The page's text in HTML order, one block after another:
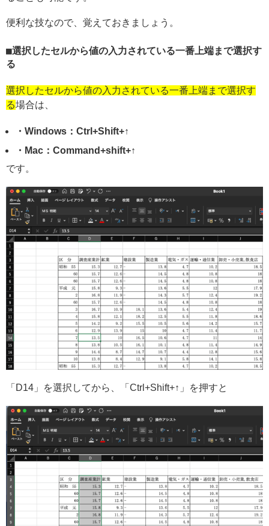
便利な技なので、覚えておきましょう。
選択したセルから値の入力されている一番上端まで選択す
る
選択したセルから値の入力されている一番上端まで選択す
る場合は、
・Windows：Ctrl+Shift+↑
・Mac：Command+shift+↑
です。
「D14」を選択してから、「Ctrl+Shift+↑」を押すと